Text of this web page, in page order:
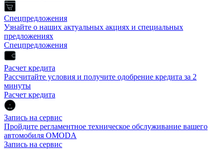
Спецпредложения
Узнайте о наших актуальных акциях и специальных
предложениях
Спецпредложения
Расчет кредита
Рассчитайте условия и получите одобрение кредита за 2
минуты
Расчет кредита
Запись на сервис
Пройдите регламентное техническое обслуживание вашего
автомобиля OMODA
Запись на сервис